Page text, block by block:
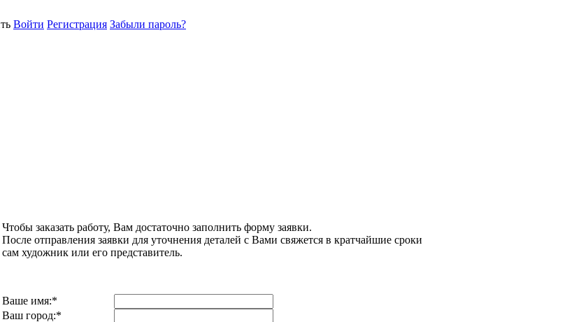
Войти Регистрация Забыли пароль?
Чтобы заказать работу, Вам достаточно заполнить форму заявки.
После отправления заявки для уточнения деталей с Вами свяжется в кратчайшие сроки
сам художник или его представитель.
Ваше имя:*
Ваш город:*